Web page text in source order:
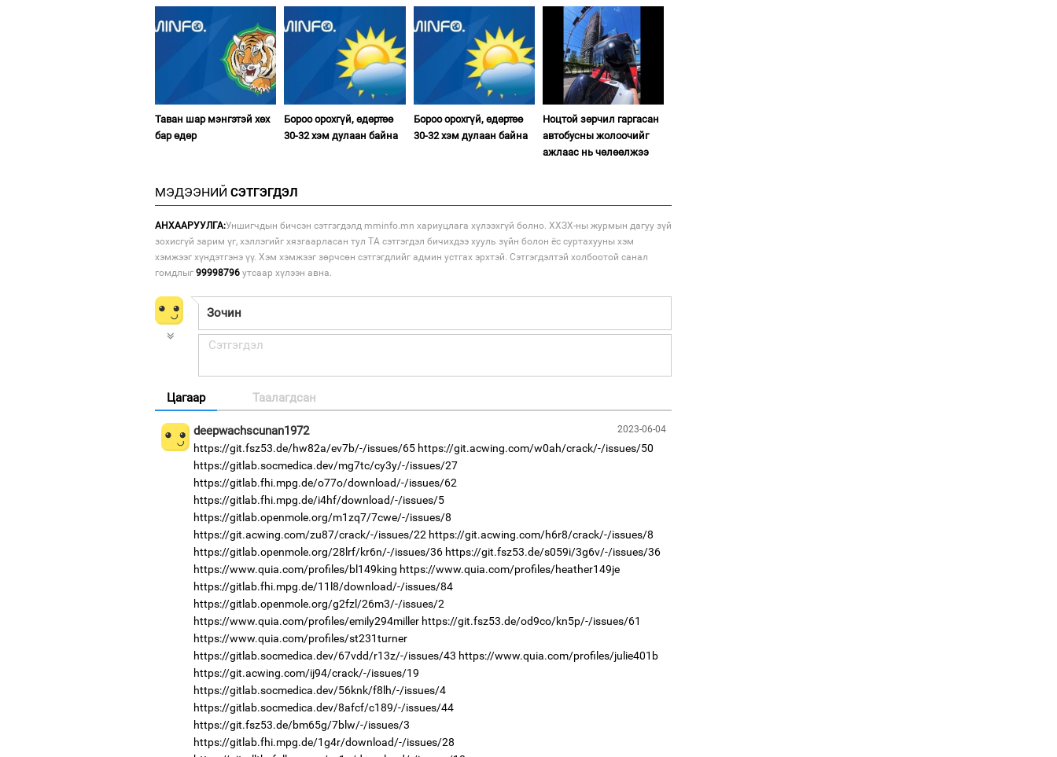
Таван шар мэнгэтэй хөх
бар өдөр
Бороо орохгүй, өдөртөө
30-32 хэм дулаан байна
Бороо орохгүй, өдөртөө
30-32 хэм дулаан байна
Ноцтой зөрчил гаргасан
автобусны жолоочийг
ажлаас нь чөлөөлжээ
МЭДЭЭНИЙ СЭТГЭГДЭЛ
АНХААРУУЛГА:Уншигчдын бичсэн сэтгэгдэлд mminfo.mn хариуцлага хүлээхгүй болно. ХХЗХ-ны журмын дагуу зүй
зохисгүй зарим үг, хэллэгийг хязгаарласан тул ТА сэтгэгдэл бичихдээ хууль зүйн болон ёс суртахууны хэм
хэмжээг хүндэтгэнэ үү. Хэм хэмжээг зөрчсөн сэтгэгдлийг админ устгах эрхтэй. Сэтгэгдэлтэй холбоотой санал
гомдлыг 99998796 утсаар хүлээн авна.
Цагаар Таалагдсан
2023-06-04
deepwachscunan1972
https://git.fsz53.de/hw82a/ev7b/-/issues/65 https://git.acwing.com/w0ah/crack/-/issues/50
https://gitlab.socmedica.dev/mg7tc/cy3y/-/issues/27
https://gitlab.fhi.mpg.de/o77o/download/-/issues/62
https://gitlab.fhi.mpg.de/i4hf/download/-/issues/5
https://gitlab.openmole.org/m1zq7/7cwe/-/issues/8
https://git.acwing.com/zu87/crack/-/issues/22 https://git.acwing.com/h6r8/crack/-/issues/8
https://gitlab.openmole.org/28lrf/kr6n/-/issues/36 https://git.fsz53.de/s059i/3g6v/-/issues/36
https://www.quia.com/profiles/bl149king https://www.quia.com/profiles/heather149je
https://gitlab.fhi.mpg.de/11l8/download/-/issues/84
https://gitlab.openmole.org/g2fzl/26m3/-/issues/2
https://www.quia.com/profiles/emily294miller https://git.fsz53.de/od9co/kn5p/-/issues/61
https://www.quia.com/profiles/st231turner
https://gitlab.socmedica.dev/67vdd/r13z/-/issues/43 https://www.quia.com/profiles/julie401b
https://git.acwing.com/ij94/crack/-/issues/19
https://gitlab.socmedica.dev/56knk/f8lh/-/issues/4
https://gitlab.socmedica.dev/8afcf/c189/-/issues/44
https://git.fsz53.de/bm65g/7blw/-/issues/3
https://gitlab.fhi.mpg.de/1g4r/download/-/issues/28